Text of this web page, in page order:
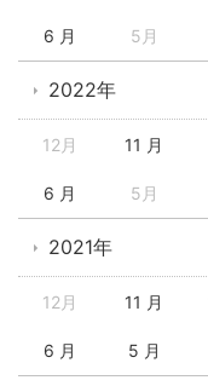
6 月 5月
2022年
12月 11 月
6 月 5月
2021年
12月 11 月
6 月 5 月